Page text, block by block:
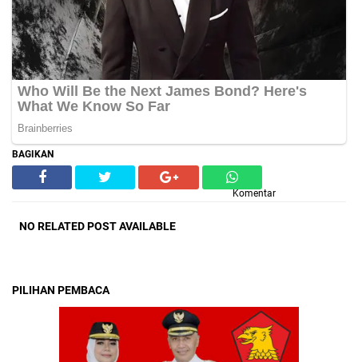
BAGIKAN
Komentar
NO RELATED POST AVAILABLE
PILIHAN PEMBACA